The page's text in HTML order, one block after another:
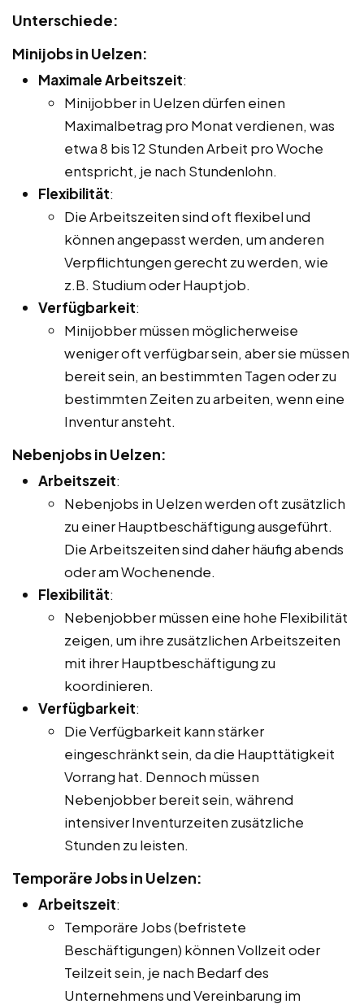
Unterschiede:
Minijobs in Uelzen:
Maximale Arbeitszeit:
Minijobber in Uelzen dürfen einen
Maximalbetrag pro Monat verdienen, was
etwa 8 bis 12 Stunden Arbeit pro Woche
entspricht, je nach Stundenlohn.
Flexibilität:
Die Arbeitszeiten sind oft flexibel und
können angepasst werden, um anderen
Verpflichtungen gerecht zu werden, wie
z.B. Studium oder Hauptjob.
Verfügbarkeit:
Minijobber müssen möglicherweise
weniger oft verfügbar sein, aber sie müssen
bereit sein, an bestimmten Tagen oder zu
bestimmten Zeiten zu arbeiten, wenn eine
Inventur ansteht.
Nebenjobs in Uelzen:
Arbeitszeit:
Nebenjobs in Uelzen werden oft zusätzlich
zu einer Hauptbeschäftigung ausgeführt.
Die Arbeitszeiten sind daher häufig abends
oder am Wochenende.
Flexibilität:
Nebenjobber müssen eine hohe Flexibilität
zeigen, um ihre zusätzlichen Arbeitszeiten
mit ihrer Hauptbeschäftigung zu
koordinieren.
Verfügbarkeit:
Die Verfügbarkeit kann stärker
eingeschränkt sein, da die Haupttätigkeit
Vorrang hat. Dennoch müssen
Nebenjobber bereit sein, während
intensiver Inventurzeiten zusätzliche
Stunden zu leisten.
Temporäre Jobs in Uelzen:
Arbeitszeit:
Temporäre Jobs (befristete
Beschäftigungen) können Vollzeit oder
Teilzeit sein, je nach Bedarf des
Unternehmens und Vereinbarung im